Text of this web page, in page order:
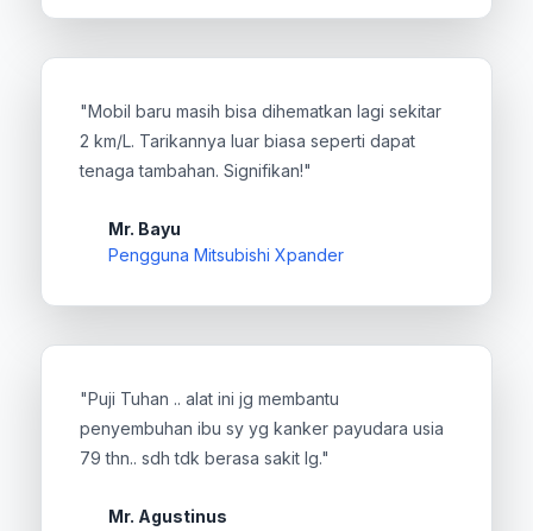
"Mobil baru masih bisa dihematkan lagi sekitar
2 km/L. Tarikannya luar biasa seperti dapat
tenaga tambahan. Signifikan!"
Mr. Bayu
Pengguna Mitsubishi Xpander
"Puji Tuhan .. alat ini jg membantu
penyembuhan ibu sy yg kanker payudara usia
79 thn.. sdh tdk berasa sakit lg."
Mr. Agustinus